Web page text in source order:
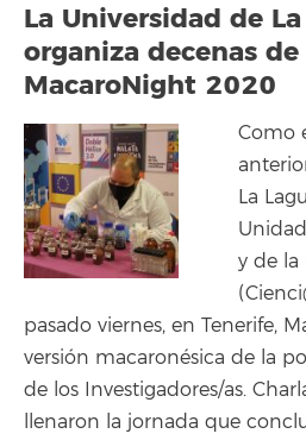
La Universidad de
organiza decenas
MacaroNight 2020
Como
La
y de la
pasado viernes, en Tenerife,
versión macaronésica de la
de los Investigadores/as.
llenaron la jornada que